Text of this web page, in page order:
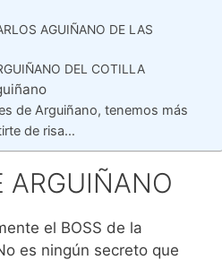
AGUIÑANO DE LAS
DEL COTILLA
de Arguiñano, tenemos más
de risa…
ARGUIÑANO
el BOSS de la
es ningún secreto que